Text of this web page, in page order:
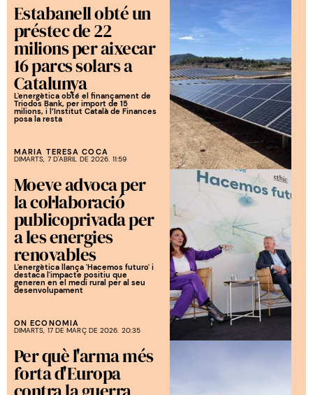
Estabanell obté un
préstec de 22
milions per aixecar
16 parcs solars a
Catalunya
L'energètica obté el finançament de
Triodos Bank, per import de 15
milions, i l’Institut Català de Finances
posa la resta
MARIA TERESA COCA
DIMARTS, 7 D'ABRIL DE 2026. 11:59
Moeve advoca per
la col·laboració
publicoprivada per
a les energies
renovables
L'energètica llança 'Hacemos futuro' i
destaca l'impacte positiu que
generen en el medi rural per al seu
desenvolupament
ON ECONOMIA
DIMARTS, 17 DE MARÇ DE 2026. 20:35
Per què l'arma més
forta d'Europa